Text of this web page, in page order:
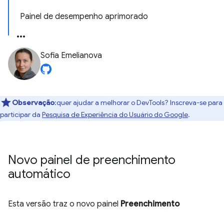
Painel de desempenho aprimorado
Sofia Emelianova
Observação:quer ajudar a melhorar o DevTools? Inscreva-se para
participar da Pesquisa de Experiência do Usuário do Google.
Novo painel de preenchimento
automático
Esta versão traz o novo painel Preenchimento